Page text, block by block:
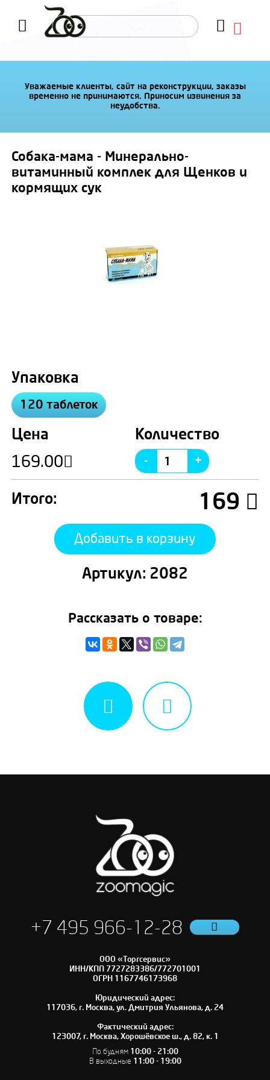
Уважаемые клиенты, сайт на реконструкции, заказы
временно не принимаются. Приносим извинения за
неудобства.
Собака-мама - Минерально-
витаминный комплек для Щенков и
кормящих сук
Упаковка
120 таблеток
Цена
169.00
Количество
Итого: 169
Добавить в корзину
Артикул: 2082
Рассказать о товаре:
+7 495 966-12-28
ООО «Торгсервис»
ИНН/КПП 7727283386/772701001
ОГРН 1167746173968
Юридический адрес:
117036, г. Москва, ул. Дмитрия Ульянова, д. 24
Фактический адрес:
123007, г. Москва, Хорошёвское ш., д. 82, к. 1
По будням10:00 - 21:00
В выходные 11:00 - 19:00